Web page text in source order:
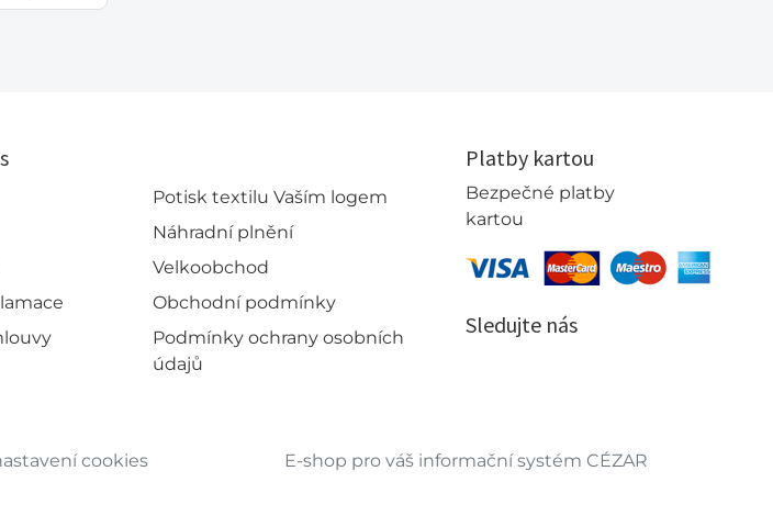
Potisk textilu Vaším logem
Náhradní plnění
Velkoobchod
Obchodní podmínky
Podmínky ochrany osobních
údajů
Platby kartou
Bezpečné platby
kartou
Sledujte nás
cookies E-shop pro váš informační systém CÉZAR